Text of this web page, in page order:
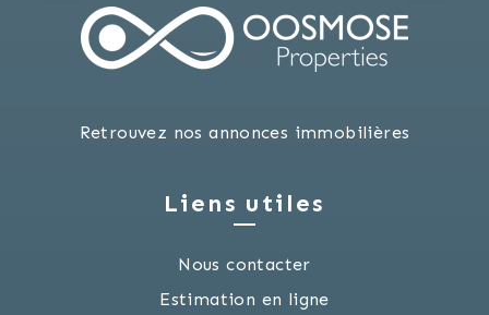
Retrouvez nos annonces immobilières
Liens utiles
Nous contacter
Estimation en ligne